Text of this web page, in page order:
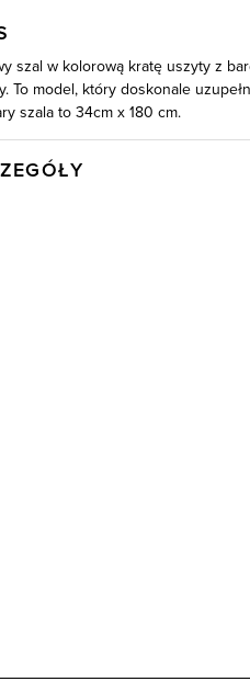
szal w kolorową kratę uszyty z
To model, który doskonale
szala to 34cm x 180 cm.